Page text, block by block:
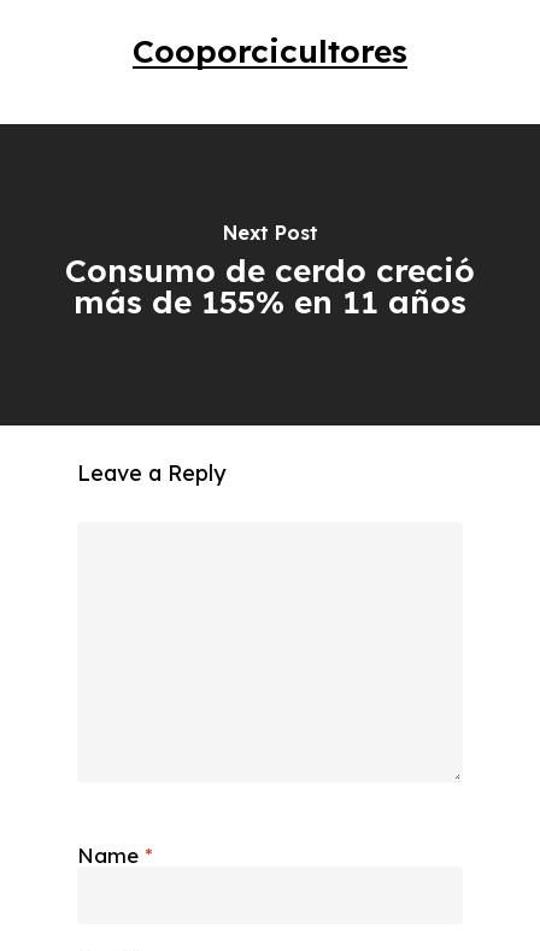
Cooporcicultores
Next Post
Consumo de cerdo creció
más de 155% en 11 años
Leave a Reply
Name *